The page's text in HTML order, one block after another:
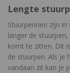
Lengte
Stuurpennen zijn
langer de
komt te zitten. Dit
de stuurpen. Als je
vandaan zit kan je